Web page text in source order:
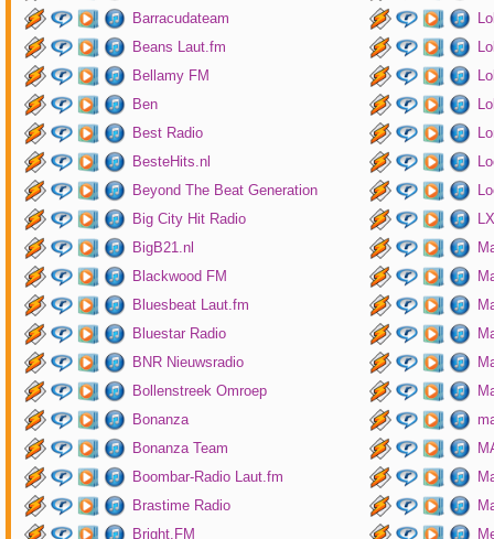
Barracudateam
Beans Laut.fm
Bellamy FM
Ben
Best Radio
BesteHits.nl
Beyond The Beat Generation
Big City Hit Radio
BigB21.nl
Blackwood FM
Bluesbeat Laut.fm
Bluestar Radio
BNR Nieuwsradio
Bollenstreek Omroep
Bonanza
Bonanza Team
Boombar-Radio Laut.fm
Brastime Radio
Bright.FM